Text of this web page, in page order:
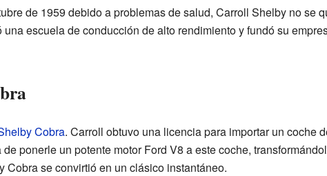
de 1959 debido a problemas de salud, Carroll Shelby no se
escuela de conducción de alto rendimiento y fundó su
Cobra. Carroll obtuvo una licencia para importar un coche
ponerle un potente motor Ford V8 a este coche,
se convirtió en un clásico instantáneo.